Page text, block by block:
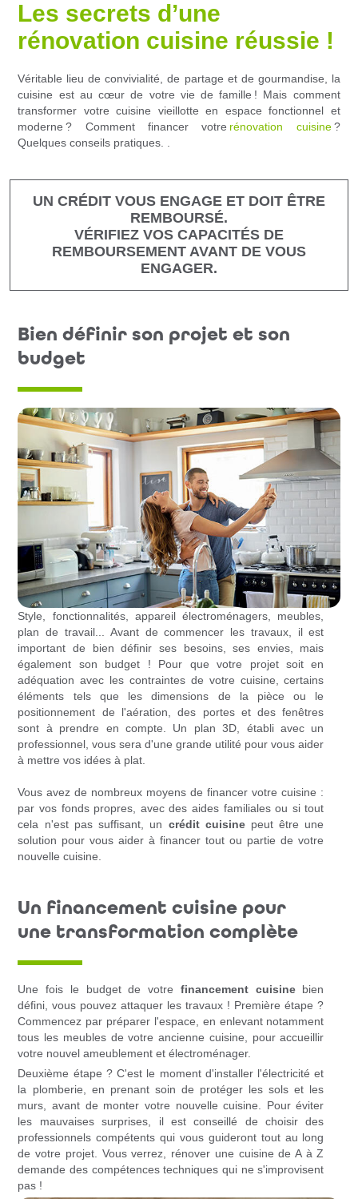
Les secrets d’une
rénovation cuisine réussie !
Véritable lieu de convivialité, de partage et de gourmandise, la
cuisine est au cœur de votre vie de famille ! Mais comment
transformer votre cuisine vieillotte en espace fonctionnel et
moderne ? Comment financer votre rénovation cuisine?
Quelques conseils pratiques. .
UN CRÉDIT VOUS ENGAGE ET DOIT ÊTRE
REMBOURSÉ.
VÉRIFIEZ VOS CAPACITÉS DE
REMBOURSEMENT AVANT DE VOUS
ENGAGER.
Bien définir son projet et son
budget
Style, fonctionnalités, appareil électroménagers, meubles,
plan de travail... Avant de commencer les travaux, il est
important de bien définir ses besoins, ses envies, mais
également son budget ! Pour que votre projet soit en
adéquation avec les contraintes de votre cuisine, certains
éléments tels que les dimensions de la pièce ou le
positionnement de l'aération, des portes et des fenêtres
sont à prendre en compte. Un plan 3D, établi avec un
professionnel, vous sera d'une grande utilité pour vous aider
à mettre vos idées à plat.
Vous avez de nombreux moyens de financer votre cuisine :
par vos fonds propres, avec des aides familiales ou si tout
cela n'est pas suffisant, un crédit cuisinepeut être une
solution pour vous aider à financer tout ou partie de votre
nouvelle cuisine.
Un financement cuisine pour
une transformation complète
Une fois le budget de votre financement cuisinebien
défini, vous pouvez attaquer les travaux ! Première étape ?
Commencez par préparer l'espace, en enlevant notamment
tous les meubles de votre ancienne cuisine, pour accueillir
votre nouvel ameublement et électroménager.
Deuxième étape ? C'est le moment d'installer l'électricité et
la plomberie, en prenant soin de protéger les sols et les
murs, avant de monter votre nouvelle cuisine. Pour éviter
les mauvaises surprises, il est conseillé de choisir des
professionnels compétents qui vous guideront tout au long
de votre projet. Vous verrez, rénover une cuisine de A à Z
demande des compétences techniques qui ne s'improvisent
pas !